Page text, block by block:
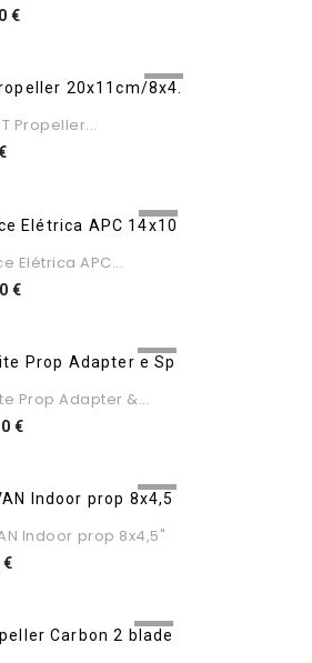
€Preço
Propeller...
Preço
Elétrica APC...
€Preço
Prop Adapter &...
€Preço
Indoor prop 8x4,5"
€